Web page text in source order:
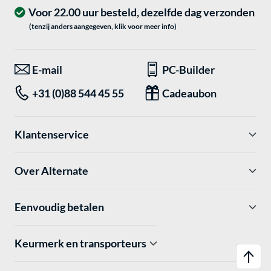
Voor 22.00 uur besteld, dezelfde dag verzonden
(tenzij anders aangegeven, klik voor meer info)
E-mail
PC-Builder
+31 (0)88 544 45 55
Cadeaubon
Klantenservice
Over Alternate
Eenvoudig betalen
Keurmerk en transporteurs